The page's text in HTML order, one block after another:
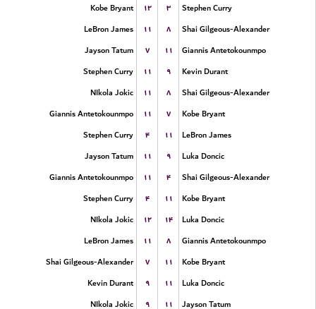
Kobe Bryant
۱۲ ۳
Stephen Curry
LeBron James
۱۱ ۸
Shai Gilgeous-Alexander
Jayson Tatum
۷ ۱۱
Giannis Antetokounmpo
Stephen Curry
۱۱ ۹
Kevin Durant
NIkola Jokic
۱۱ ۸
Shai Gilgeous-Alexander
Giannis Antetokounmpo
۱۱ ۷
Kobe Bryant
Stephen Curry
۴ ۱۱
LeBron James
Jayson Tatum
۱۱ ۹
Luka Doncic
Giannis Antetokounmpo
۱۱ ۴
Shai Gilgeous-Alexander
Stephen Curry
۴ ۱۱
Kobe Bryant
NIkola Jokic
۱۲ ۱۴
Luka Doncic
LeBron James
۱۱ ۸
Giannis Antetokounmpo
Shai Gilgeous-Alexander
۷ ۱۱
Kobe Bryant
Kevin Durant
۹ ۱۱
Luka Doncic
NIkola Jokic
۹ ۱۱ Jayson Tatum